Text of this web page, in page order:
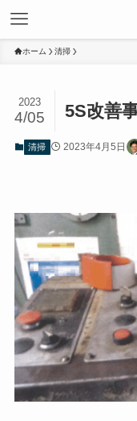
ホーム 清掃
5S改善
2023
4/05
清掃 2023年4月5日